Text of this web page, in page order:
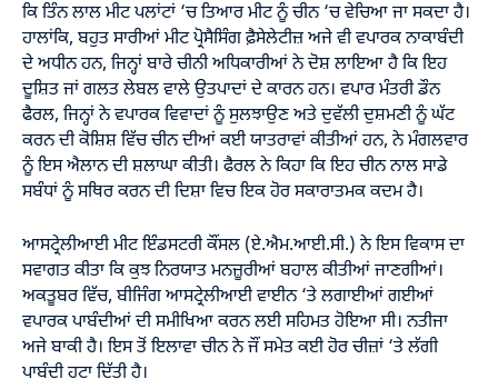
ਕਿ ਤਿੰਨ ਲਾਲ ਮੀਟ ਪਲਾਂਟਾਂ ‘ਚ ਤਿਆਰ ਮੀਟ ਨੂੰ ਚੀਨ ‘ਚ ਵੇਚਿਆ ਜਾ ਸਕਦਾ ਹੈ।
ਹਾਲਾਂਕਿ, ਬਹੁਤ ਸਾਰੀਆਂ ਮੀਟ ਪ੍ਰੋਸੈਸਿੰਗ ਫ਼ੈਸੇਲੇਟੀਜ਼ ਅਜੇ ਵੀ ਵਪਾਰਕ ਨਾਕਾਬੰਦੀ
ਦੇ ਅਧੀਨ ਹਨ, ਜਿਨ੍ਹਾਂ ਬਾਰੇ ਚੀਨੀ ਅਧਿਕਾਰੀਆਂ ਨੇ ਦੋਸ਼ ਲਾਇਆ ਹੈ ਕਿ ਇਹ
ਦੂਸ਼ਿਤ ਜਾਂ ਗਲਤ ਲੇਬਲ ਵਾਲੇ ਉਤਪਾਦਾਂ ਦੇ ਕਾਰਨ ਹਨ। ਵਪਾਰ ਮੰਤਰੀ ਡੌਨ
ਫੈਰਲ, ਜਿਨ੍ਹਾਂ ਨੇ ਵਪਾਰਕ ਵਿਵਾਦਾਂ ਨੂੰ ਸੁਲਝਾਉਣ ਅਤੇ ਦੁਵੱਲੀ ਦੁਸ਼ਮਣੀ ਨੂੰ ਘੱਟ
ਕਰਨ ਦੀ ਕੋਸ਼ਿਸ਼ ਵਿੱਚ ਚੀਨ ਦੀਆਂ ਕਈ ਯਾਤਰਾਵਾਂ ਕੀਤੀਆਂ ਹਨ, ਨੇ ਮੰਗਲਵਾਰ
ਨੂੰ ਇਸ ਐਲਾਨ ਦੀ ਸ਼ਲਾਘਾ ਕੀਤੀ। ਫੈਰਲ ਨੇ ਕਿਹਾ ਕਿ ਇਹ ਚੀਨ ਨਾਲ ਸਾਡੇ
ਸਬੰਧਾਂ ਨੂੰ ਸਥਿਰ ਕਰਨ ਦੀ ਦਿਸ਼ਾ ਵਿਚ ਇਕ ਹੋਰ ਸਕਾਰਾਤਮਕ ਕਦਮ ਹੈ।
ਆਸਟ੍ਰੇਲੀਆਈ ਮੀਟ ਇੰਡਸਟਰੀ ਕੌਂਸਲ (ਏ.ਐਮ.ਆਈ.ਸੀ.) ਨੇ ਇਸ ਵਿਕਾਸ ਦਾ
ਸਵਾਗਤ ਕੀਤਾ ਕਿ ਕੁਝ ਨਿਰਯਾਤ ਮਨਜ਼ੂਰੀਆਂ ਬਹਾਲ ਕੀਤੀਆਂ ਜਾਣਗੀਆਂ।
ਅਕਤੂਬਰ ਵਿੱਚ, ਬੀਜਿੰਗ ਆਸਟ੍ਰੇਲੀਆਈ ਵਾਈਨ ‘ਤੇ ਲਗਾਈਆਂ ਗਈਆਂ
ਵਪਾਰਕ ਪਾਬੰਦੀਆਂ ਦੀ ਸਮੀਖਿਆ ਕਰਨ ਲਈ ਸਹਿਮਤ ਹੋਇਆ ਸੀ। ਨਤੀਜਾ
ਅਜੇ ਬਾਕੀ ਹੈ। ਇਸ ਤੋਂ ਇਲਾਵਾ ਚੀਨ ਨੇ ਜੌਂ ਸਮੇਤ ਕਈ ਹੋਰ ਚੀਜ਼ਾਂ ‘ਤੇ ਲੱਗੀ
ਪਾਬੰਦੀ ਹਟਾ ਦਿੱਤੀ ਹੈ।